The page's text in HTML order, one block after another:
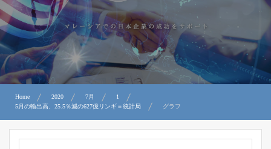
プライバシーポリシー及び著作権について
お問合せ
Home 2020 7月
1
5月の輸出高、25.5％減の627億リンギ＝統計局
グラフ